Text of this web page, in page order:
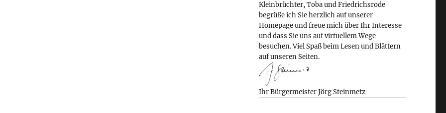
Kleinbrüchter, Toba und Friedrichsrode
begrüße ich Sie herzlich auf unserer
Homepage und freue mich über Ihr Interesse
und dass Sie uns auf virtuellem Wege
besuchen. Viel Spaß beim Lesen und Blättern
auf unseren Seiten.
Ihr Bürgermeister Jörg Steinmetz